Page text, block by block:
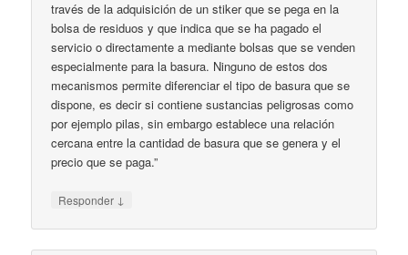
través de la adquisición de un stiker que se pega en la
bolsa de residuos y que indica que se ha pagado el
servicio o directamente a mediante bolsas que se venden
especialmente para la basura. Ninguno de estos dos
mecanismos permite diferenciar el tipo de basura que se
dispone, es decir si contiene sustancias peligrosas como
por ejemplo pilas, sin embargo establece una relación
cercana entre la cantidad de basura que se genera y el
precio que se paga.”
Responder ↓